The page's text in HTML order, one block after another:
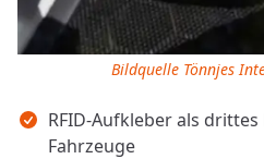
Wichtigste Erkenntnisse
RFID-Aufkleber als
Fahrzeuge
Bildquelle Tönnjes